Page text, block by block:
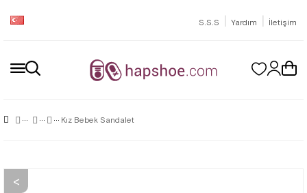
S.S.S | Yardım | İletişim
Kız Bebek Sandalet